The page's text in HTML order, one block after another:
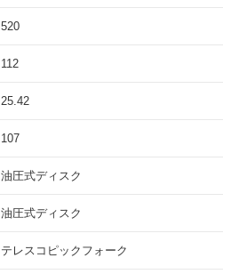
520
112
25.42
107
油圧式ディスク
油圧式ディスク
テレスコピックフォーク